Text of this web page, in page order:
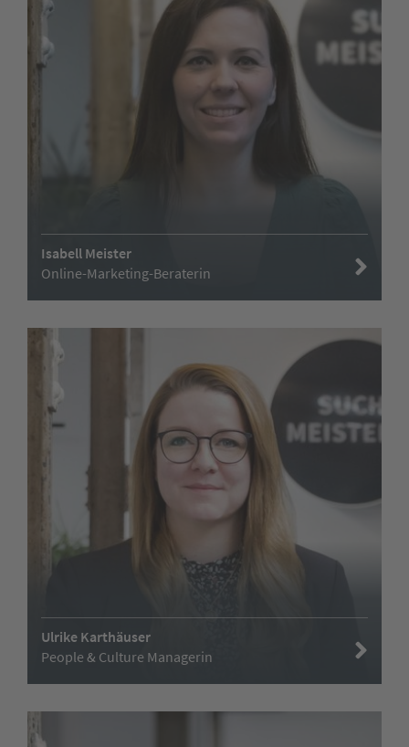
Isabell Meister
Online-Marketing-Beraterin
Ulrike Karthäuser
People & Culture Managerin